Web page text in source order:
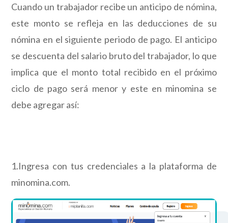
Cuando un trabajador recibe un anticipo de nómina,
este monto se refleja en las deducciones de su
nómina en el siguiente periodo de pago. El anticipo
se descuenta del salario bruto del trabajador, lo que
implica que el monto total recibido en el próximo
ciclo de pago será menor y este en minomina se
debe agregar así:
1.Ingresa con tus credenciales a la plataforma de
minomina.com.